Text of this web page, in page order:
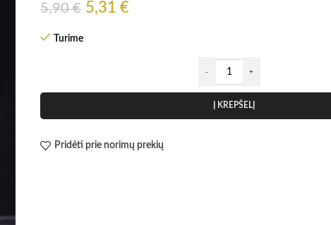
5,90€ 5,31 €
Turime
Į KREPŠELĮ
Pridėti prie norimų prekių